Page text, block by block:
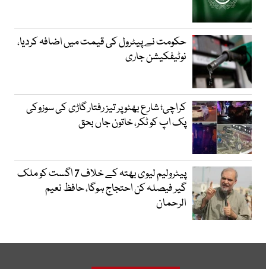
حکومت نے پیٹرول کی قیمت میں اضافہ کردیا،
نوٹیفکیشن جاری
کراچی؛ شارع بھٹو پر تیز رفتار گاڑی کی سوزوکی
پک اپ کو ٹکر، خاتون جاں بحق
پیٹرولیم لیوی بھتہ کے خلاف 7 اگست کو ملک
گیر فیصلہ کن احتجاج ہوگا، حافظ نعیم
الرحمان